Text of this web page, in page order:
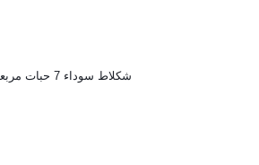
شكلاط سوداء 7 حبات مربعات